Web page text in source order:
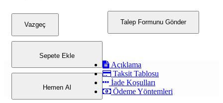
Talep Formunu Gönder
Vazgeç
Sepete Ekle
Hemen Al
Açıklama
Taksit Tablosu
İade Koşulları
Ödeme Yöntemleri